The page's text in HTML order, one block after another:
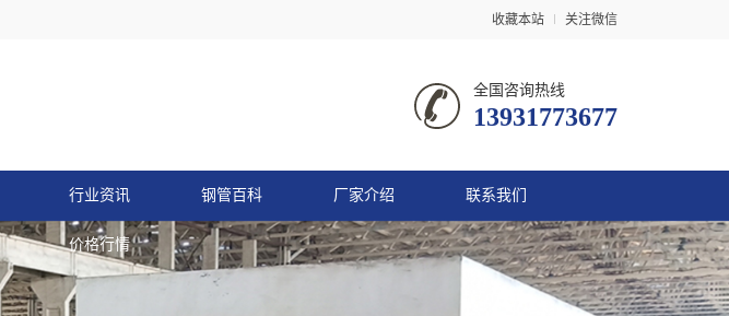
收藏本站 关注微信
全国咨询热线
13931773677
行业资讯
价格行情
钢管百科 厂家介绍 联系我们